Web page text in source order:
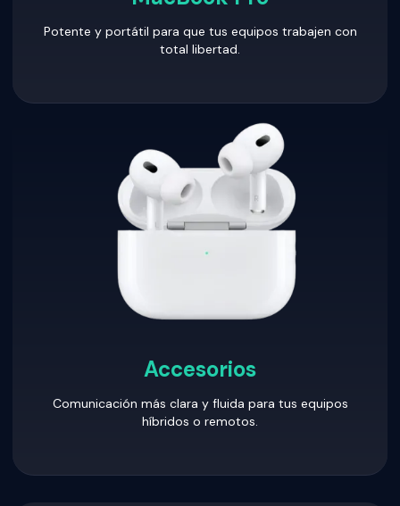
Potente y portátil para que tus equipos trabajen con
total libertad.
Accesorios
Comunicación más clara y fluida para tus equipos
híbridos o remotos.